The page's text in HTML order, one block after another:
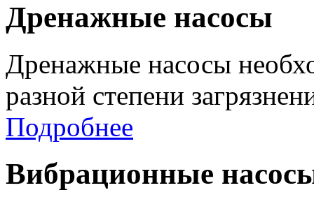
Дренажные насосы
Дренажные насосы
разной степени
Подробнее
Вибрационные